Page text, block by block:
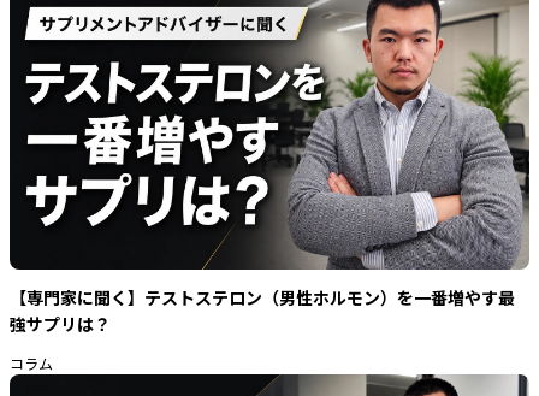
【専門家に聞く】テストステロン（男性ホルモン）を一番増やす最
強サプリは？
コラム